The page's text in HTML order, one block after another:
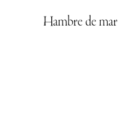
Hambre de mar